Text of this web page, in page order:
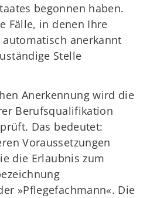
begonnen haben.
Fälle, in denen Ihre
anerkannt
Stelle
Anerkennung wird die
Berufsqualifikation
Das bedeutet:
Voraussetzungen
die Erlaubnis zum
»Pflegefachmann«. Die